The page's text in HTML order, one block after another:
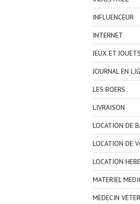
INFLUENCEUR
INTERNET
JEUX ET JOUETS
JOURNAL EN
LES BOERS
LIVRAISON
LOCATION DE
LOCATION DE
LOCATION
MATERIEL
MEDECIN